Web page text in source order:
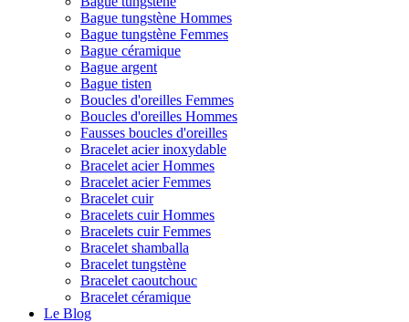
Bague tungstène Hommes
Bague tungstène Femmes
Bague céramique
Bague argent
Bague tisten
Boucles d'oreilles Femmes
Boucles d'oreilles Hommes
Fausses boucles d'oreilles
Bracelet acier inoxydable
Bracelet acier Hommes
Bracelet acier Femmes
Bracelet cuir
Bracelets cuir Hommes
Bracelets cuir Femmes
Bracelet shamballa
Bracelet tungstène
Bracelet caoutchouc
Bracelet céramique
Le Blog